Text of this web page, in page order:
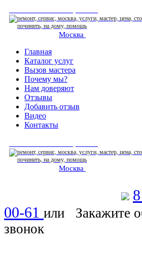
Москва
Главная
Каталог услуг
Вызов мастера
Почему мы?
Нам доверяют
Отзывы
Добавить отзыв
Видео
Контакты
Москва
00-61 или
Закажите
звонок